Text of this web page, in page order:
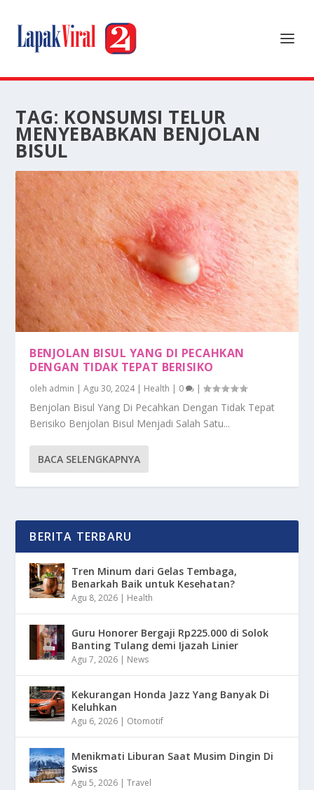
TAG: KONSUMSI TELUR
MENYEBABKAN BENJOLAN
BISUL
BENJOLAN BISUL YANG DI PECAHKAN
DENGAN TIDAK TEPAT BERISIKO
oleh admin |Agu 30, 2024| Health | 0 |
Benjolan Bisul Yang Di Pecahkan Dengan Tidak Tepat
Berisiko Benjolan Bisul Menjadi Salah Satu...
BACA SELENGKAPNYA
BERITA TERBARU
Tren Minum dari Gelas Tembaga,
Benarkah Baik untuk Kesehatan?
Agu 8, 2026 | Health
Guru Honorer Bergaji Rp225.000 di Solok
Banting Tulang demi Ijazah Linier
Agu 7, 2026 | News
Kekurangan Honda Jazz Yang Banyak Di
Keluhkan
Agu 6, 2026 | Otomotif
Menikmati Liburan Saat Musim Dingin Di
Swiss
Agu 5, 2026 |Travel